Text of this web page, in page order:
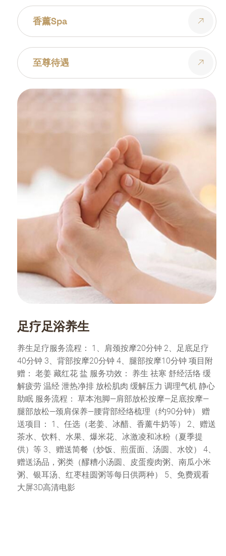
香薰spa
至尊待遇
足疗足浴养生
养生足疗服务流程： 1、肩颈按摩20分钟 2、足底足疗
40分钟 3、背部按摩20分钟 4、腿部按摩10分钟 项目附
赠： 老姜 藏红花 盐 服务功效： 养生 祛寒 舒经活络 缓
解疲劳 温经 泄热净排 放松肌肉 缓解压力 调理气机 静心
助眠 服务流程： 草本泡脚—肩部放松按摩—足底按摩—
腿部放松—颈肩保养—腰背部经络梳理（约90分钟） 赠
送项目： 1、任选（老姜、冰醋、香薰牛奶等） 2、赠送
茶水、饮料、水果、爆米花、冰激凌和冰粉（夏季提
供）等 3、赠送简餐（炒饭、煎蛋面、汤圆、水饺） 4、
赠送汤品，粥类（醪糟小汤圆、皮蛋瘦肉粥、南瓜小米
粥、银耳汤、红枣桂圆粥等每日供两种） 5、免费观看
大屏3D高清电影